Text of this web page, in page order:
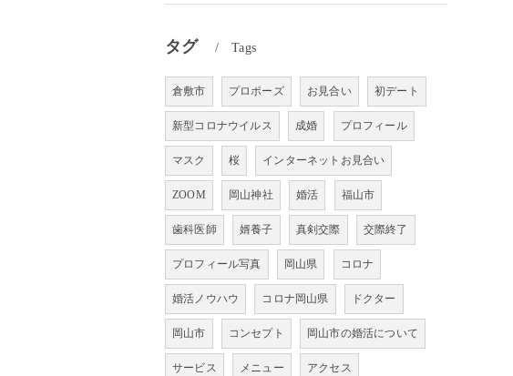
タグ Tags
倉敷市 プロポーズ お見合い 初デート
新型コロナウイルス 成婚 プロフィール
マスク 桜 インターネットお見合い
ZOOM 岡山神社 婚活 福山市
歯科医師 婿養子 真剣交際 交際終了
プロフィール写真 岡山県 コロナ
婚活ノウハウ コロナ岡山県 ドクター
岡山市 コンセプト 岡山市の婚活について
サービス メニュー アクセス